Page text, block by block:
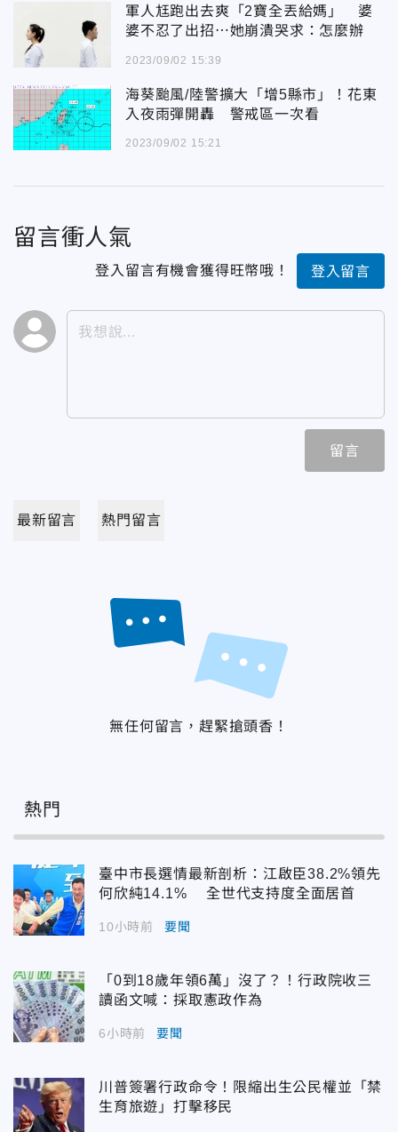
軍人尪跑出去爽「2寶全丟給媽」 婆
婆不忍了出招⋯她崩潰哭求：怎麼辦
2023/09/02 15:39
海葵颱風/陸警擴大「增5縣市」！花東
入夜雨彈開轟 警戒區一次看
2023/09/02 15:21
留言衝人氣
登入留言有機會獲得旺幣哦！ 登入留言
留言
最新留言 熱門留言
無任何留言，趕緊搶頭香！
熱門
臺中市長選情最新剖析：江啟臣38.2%領先
何欣純14.1% 全世代支持度全面居首
10小時前 要聞
「0到18歲年領6萬」沒了？！行政院收三
讀函文喊：採取憲政作為
6小時前 要聞
川普簽署行政命令！限縮出生公民權並「禁
生育旅遊」打擊移民